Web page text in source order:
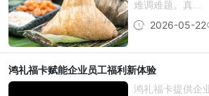
难调难题。真...
2026-05-22
鸿礼福卡赋能企业员工福利新体验
鸿礼福卡提供企